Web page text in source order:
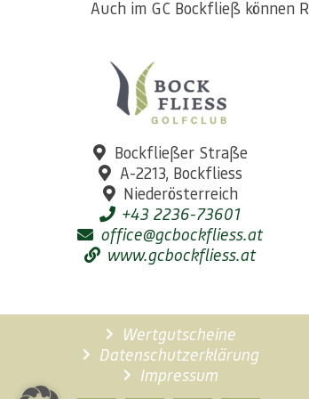
Auch im GC Bockfließ können
Bockfließer Straße
A-2213, Bockfliess
Niederösterreich
+43 2236-73601
office@gcbockfliess.at
www.gcbockfliess.at
Wertgutscheine
Datenschutzerklärung
Impressum